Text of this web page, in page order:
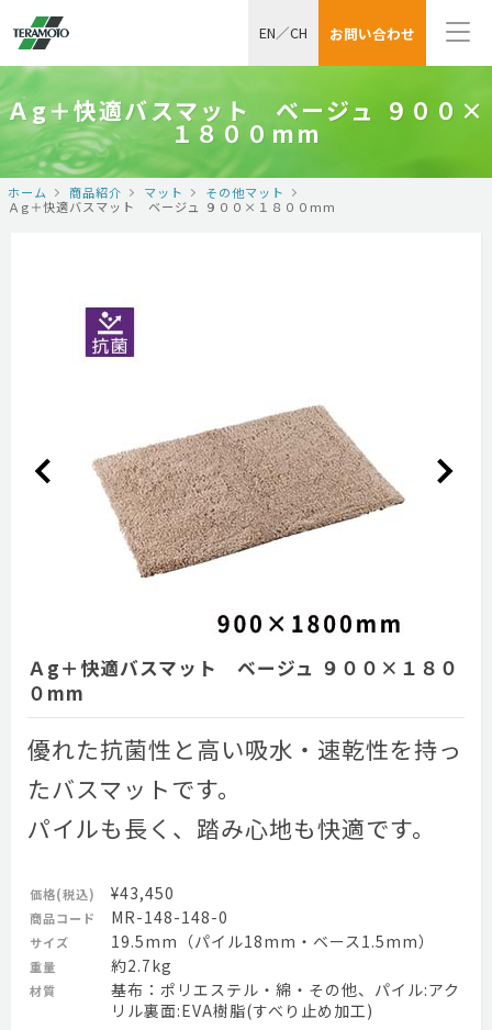
お問い合わせ
EN／CH
Ａg＋快適バスマット ベージュ ９００×
１８００mm
ホーム 商品紹介 マット
その他マット
Ａg＋快適バスマット ベージュ ９００×１８００mm
Ａg＋快適バスマット ベージュ ９００×１８０
０mm
優れた抗菌性と高い吸水・速乾性を持っ
たバスマットです。
パイルも長く、踏み心地も快適です。
価格(税込) ¥43,450
商品コード MR-148-148-0
サイズ 19.5mm（パイル18mm・ベース1.5mm）
重量 約2.7kg
材質
基布：ポリエステル・綿・その他、パイル:アク
リル裏面:EVA樹脂(すべり止め加工)